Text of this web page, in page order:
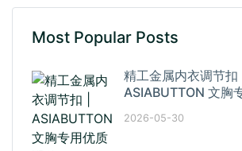
Most Popular Posts
精工金属内衣调节扣 |
ASIABUTTON 文胸
2026-05-30